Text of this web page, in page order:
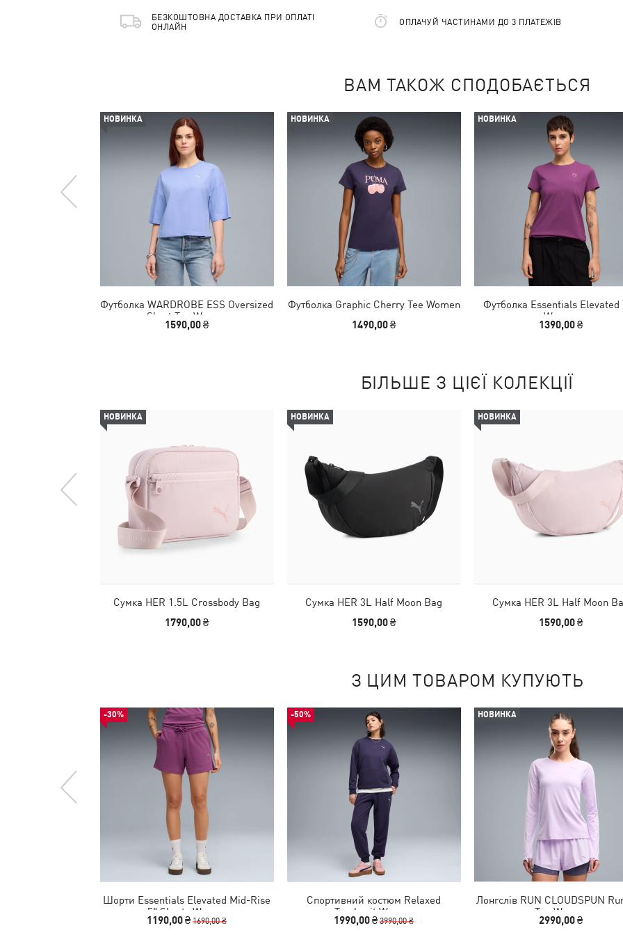
БЕЗКОШТОВНА ДОСТАВКА ПРИ ОПЛАТІ
ОНЛАЙН
ОПЛАЧУЙ ЧАСТИНАМИ ДО 3 ПЛАТЕЖІВ
ВАМ ТАКОЖ СПОДОБАЄТЬСЯ
НОВИНКА
Футболка WARDROBE ESS Oversized
Short Tee Women
1590,00 ₴
НОВИНКА
Футболка Graphic Cherry Tee Women
1490,00 ₴
НОВИНКА
Футболка Essentials Elevated
Women
1390,00 ₴
БІЛЬШЕ З ЦІЄЇ КОЛЕКЦІЇ
НОВИНКА
Сумка HER 1.5L Crossbody Bag
1790,00 ₴
НОВИНКА
Сумка HER 3L Half Moon Bag
1590,00 ₴
НОВИНКА
Сумка HER 3L Half Moon
1590,00 ₴
З ЦИМ ТОВАРОМ КУПУЮТЬ
-30%
Шорти Essentials Elevated Mid-Rise
5" Shorts Women
1190,00 ₴1690,00 ₴
-50%
Спортивний костюм Relaxed
Tracksuit Women
1990,00 ₴3990,00 ₴
НОВИНКА
Лонгслів RUN CLOUDSPUN
Top Women
2990,00 ₴